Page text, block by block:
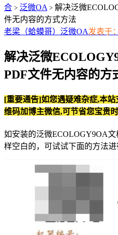
合 > 泛微OA > 解决泛微
件无内容的方式方法
老梁（蛤蟆哥） 泛微OA发表于：
解决泛微
PDF文件无内容的方
[重要通告]如您遇疑难杂症,本
维码加博主微信,可节省您宝贵
如安装的泛微ECOLOGY9OA
样空白的，可试试下面的方法